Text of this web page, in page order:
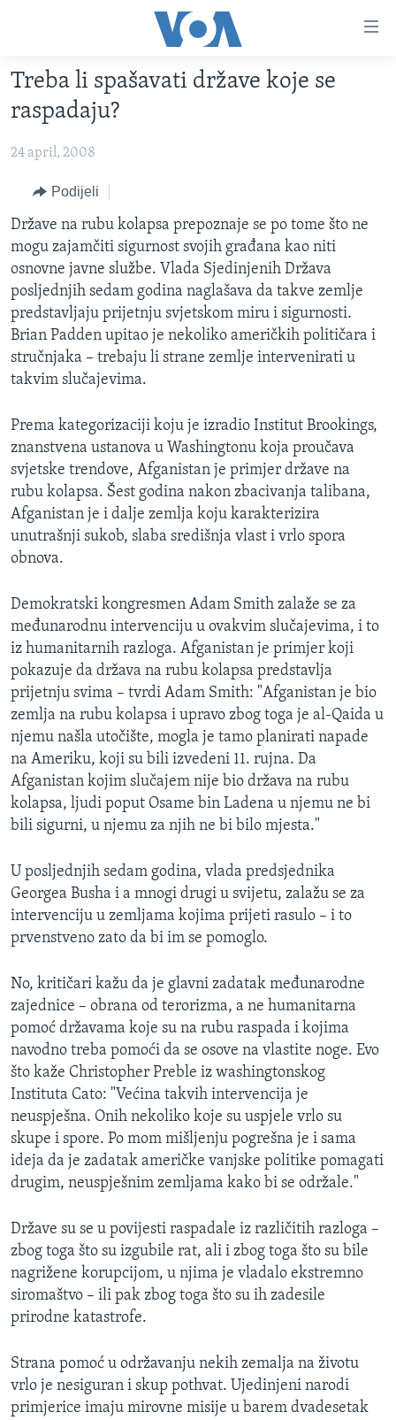
glavni
sadržaj
na
navigaciju
Idi
na
pretragu
TV PROGRAM
VIDEO
FOTOGRAFIJE DANA
VIJESTI
SJEDINJENE AMERIČKE DRŽAVE
BOSNA I HERCEGOVINA
SVIJET
NAUKA I TEHNOLOGIJA
SPECIJALNI PROJEKTI
KORUPCIJA
SLOBODA MEDIJA
ŽENSKA STRANA
IZBJEGLIČKA STRANA
MAGAZIN
O GLASU AMERIKE
Learning English
PRATITE NAS
Jezici
Treba li spašavati države koje se
raspadaju?
24 april, 2008
Podijeli
Države na rubu kolapsa prepoznaje se po tome što ne
mogu zajamčiti sigurnost svojih građana kao niti
osnovne javne službe. Vlada Sjedinjenih Država
posljednjih sedam godina naglašava da takve zemlje
predstavljaju prijetnju svjetskom miru i sigurnosti.
Brian Padden upitao je nekoliko američkih političara i
stručnjaka – trebaju li strane zemlje intervenirati u
takvim slučajevima.
Prema kategorizaciji koju je izradio Institut Brookings,
znanstvena ustanova u Washingtonu koja proučava
svjetske trendove, Afganistan je primjer države na
rubu kolapsa. Šest godina nakon zbacivanja talibana,
Afganistan je i dalje zemlja koju karakterizira
unutrašnji sukob, slaba središnja vlast i vrlo spora
obnova.
Demokratski kongresmen Adam Smith zalaže se za
međunarodnu intervenciju u ovakvim slučajevima, i to
iz humanitarnih razloga. Afganistan je primjer koji
pokazuje da država na rubu kolapsa predstavlja
prijetnju svima – tvrdi Adam Smith: "Afganistan je bio
zemlja na rubu kolapsa i upravo zbog toga je al-Qaida u
njemu našla utočište, mogla je tamo planirati napade
na Ameriku, koji su bili izvedeni 11. rujna. Da
Afganistan kojim slučajem nije bio država na rubu
kolapsa, ljudi poput Osame bin Ladena u njemu ne bi
bili sigurni, u njemu za njih ne bi bilo mjesta."
U posljednjih sedam godina, vlada predsjednika
Georgea Busha i a mnogi drugi u svijetu, zalažu se za
intervenciju u zemljama kojima prijeti rasulo – i to
prvenstveno zato da bi im se pomoglo.
No, kritičari kažu da je glavni zadatak međunarodne
zajednice – obrana od terorizma, a ne humanitarna
pomoć državama koje su na rubu raspada i kojima
navodno treba pomoći da se osove na vlastite noge. Evo
što kaže Christopher Preble iz washingtonskog
Instituta Cato: "Većina takvih intervencija je
neuspješna. Onih nekoliko koje su uspjele vrlo su
skupe i spore. Po mom mišljenju pogrešna je i sama
ideja da je zadatak američke vanjske politike pomagati
drugim, neuspješnim zemljama kako bi se održale."
Države su se u povijesti raspadale iz različitih razloga –
zbog toga što su izgubile rat, ali i zbog toga što su bile
nagrižene korupcijom, u njima je vladalo ekstremno
siromaštvo – ili pak zbog toga što su ih zadesile
prirodne katastrofe.
Strana pomoć u održavanju nekih zemalja na životu
vrlo je nesiguran i skup pothvat. Ujedinjeni narodi
primjerice imaju mirovne misije u barem dvadesetak